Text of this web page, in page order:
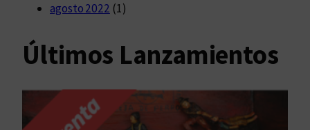
agosto 2022 (1)
Últimos Lanzamientos